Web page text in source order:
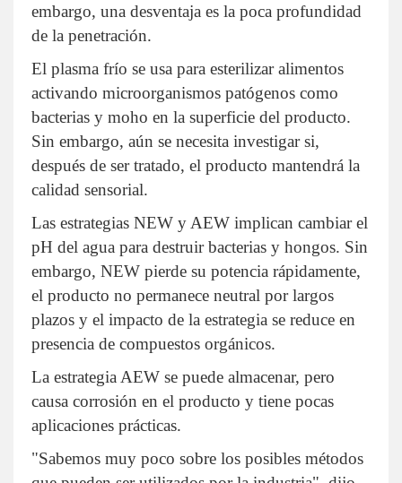
embargo, una desventaja es la poca profundidad
de la penetración.
El plasma frío se usa para esterilizar alimentos
activando microorganismos patógenos como
bacterias y moho en la superficie del producto.
Sin embargo, aún se necesita investigar si,
después de ser tratado, el producto mantendrá la
calidad sensorial.
Las estrategias NEW y AEW implican cambiar el
pH del agua para destruir bacterias y hongos. Sin
embargo, NEW pierde su potencia rápidamente,
el producto no permanece neutral por largos
plazos y el impacto de la estrategia se reduce en
presencia de compuestos orgánicos.
La estrategia AEW se puede almacenar, pero
causa corrosión en el producto y tiene pocas
aplicaciones prácticas.
"Sabemos muy poco sobre los posibles métodos